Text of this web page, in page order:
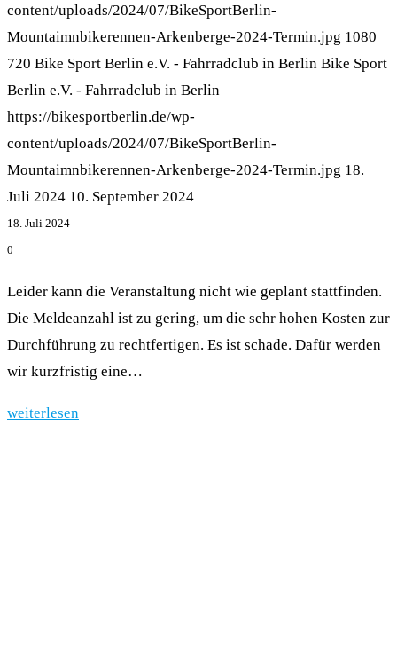
content/uploads/2024/07/BikeSportBerlin-
Mountaimnbikerennen-Arkenberge-2024-Termin.jpg 1080
720 Bike Sport Berlin e.V. - Fahrradclub in Berlin Bike Sport
Berlin e.V. - Fahrradclub in Berlin
https://bikesportberlin.de/wp-
content/uploads/2024/07/BikeSportBerlin-
Mountaimnbikerennen-Arkenberge-2024-Termin.jpg 18.
Juli 2024 10. September 2024
18. Juli 2024
0
Leider kann die Veranstaltung nicht wie geplant stattfinden.
Die Meldeanzahl ist zu gering, um die sehr hohen Kosten zur
Durchführung zu rechtfertigen. Es ist schade. Dafür werden
wir kurzfristig eine…
weiterlesen